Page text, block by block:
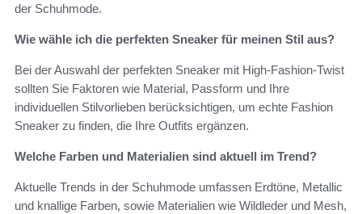
der Schuhmode.
Wie wähle ich die perfekten Sneaker für meinen Stil aus?
Bei der Auswahl der perfekten Sneaker mit High-Fashion-Twist
sollten Sie Faktoren wie Material, Passform und Ihre
individuellen Stilvorlieben berücksichtigen, um echte Fashion
Sneaker zu finden, die Ihre Outfits ergänzen.
Welche Farben und Materialien sind aktuell im Trend?
Aktuelle Trends in der Schuhmode umfassen Erdtöne, Metallic
und knallige Farben, sowie Materialien wie Wildleder und Mesh,